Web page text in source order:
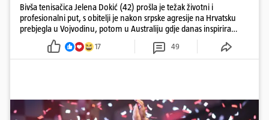
Bivša tenisačica Jelena Dokić (42) prošla je težak životni i
profesionalni put, s obitelji je nakon srpske agresije na Hrvatsku
prebjegla u Vojvodinu, potom u Australiju gdje danas inspirira
17 49